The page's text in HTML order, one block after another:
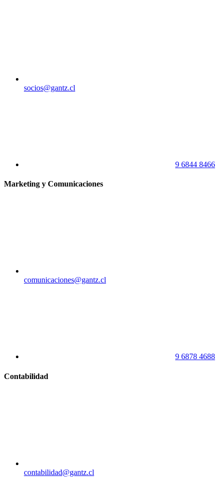
socios@gantz.cl
9 6844 8466
Marketing y Comunicaciones
comunicaciones@gantz.cl
9 6878 4688
Contabilidad
contabilidad@gantz.cl